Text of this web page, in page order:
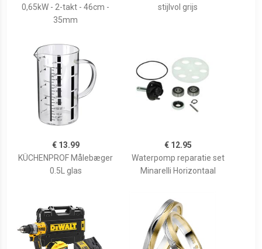
0,65kW - 2-takt - 46cm -
35mm
stijlvol grijs
€ 13.99
KÜCHENPROF Målebæger
0.5L glas
€ 12.95
Waterpomp reparatie set
Minarelli Horizontaal